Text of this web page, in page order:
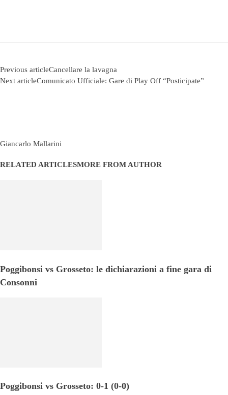
Previous articleCancellare la lavagna
Next articleComunicato Ufficiale: Gare di Play Off “Posticipate”
Giancarlo Mallarini
RELATED ARTICLESMORE FROM AUTHOR
Poggibonsi vs Grosseto: le dichiarazioni a fine gara di
Consonni
Poggibonsi vs Grosseto: 0-1 (0-0)